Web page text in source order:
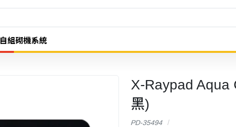
自組砌機系統
X-Raypad Aqua
黑)
PD-35494